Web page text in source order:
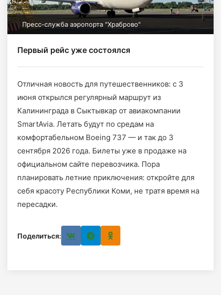
Пресс-служба аэропорта "Храброво"
Первый рейс уже состоялся
Отличная новость для путешественников: с 3
июня открылся регулярный маршрут из
Калининграда в Сыктывкар от авиакомпании
SmartAvia. Летать будут по средам на
комфортабельном Boeing 737 — и так до 3
сентября 2026 года. Билеты уже в продаже на
официальном сайте перевозчика. Пора
планировать летние приключения: откройте для
себя красоту Республики Коми, не тратя время на
пересадки.
Поделиться: